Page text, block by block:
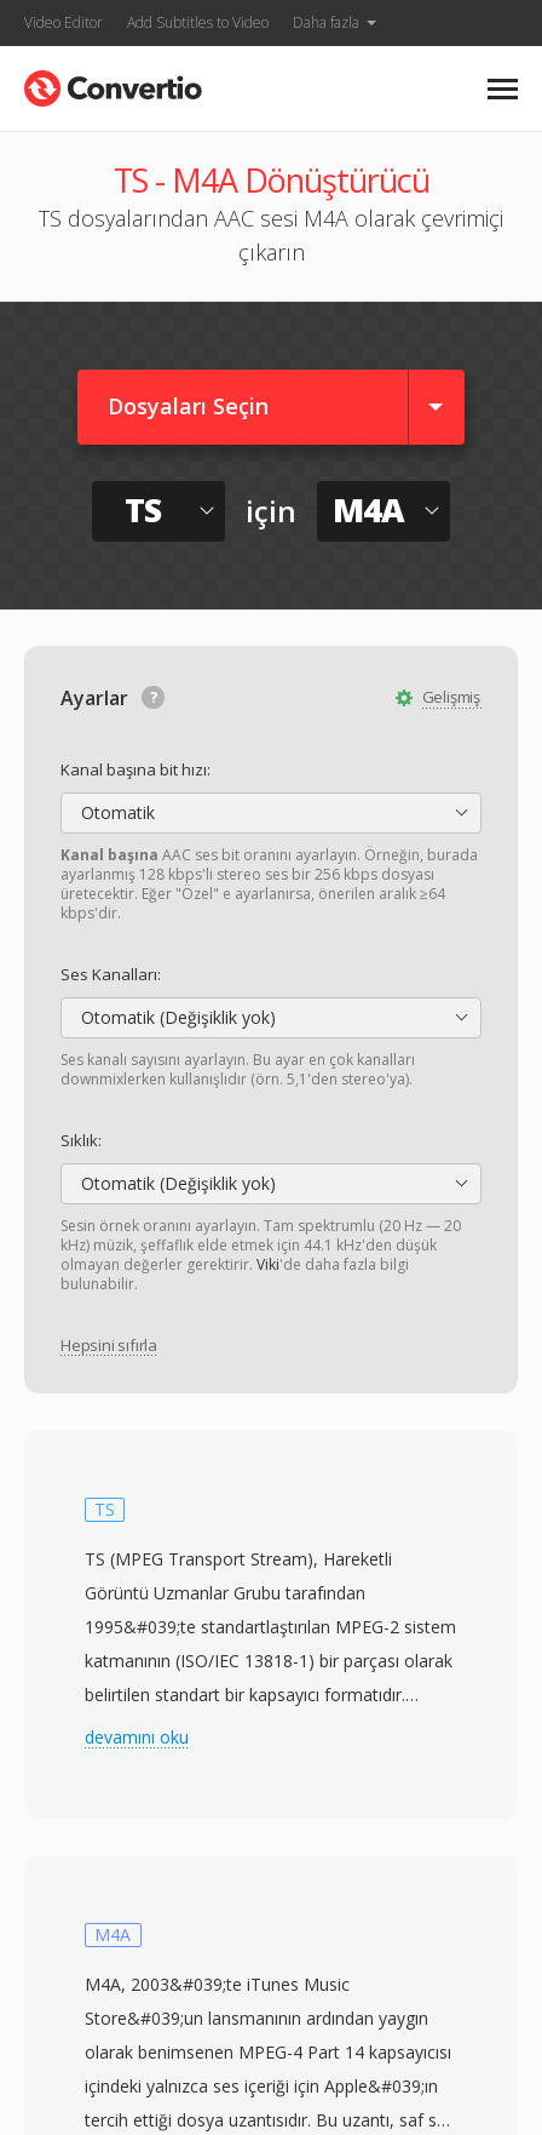
Video Editor Add Subtitles to Video Daha fazla
TS - M4A Dönüştürücü
TS dosyalarından AAC sesi M4A olarak çevrimiçi
çıkarın
Dosyaları Seçin
TS için M4A
Gelişmiş
Ayarlar
Kanal başına bit hızı:
Otomatik
Kanal başına AAC ses bit oranını ayarlayın. Örneğin, burada
ayarlanmış 128 kbps'li stereo ses bir 256 kbps dosyası
üretecektir. Eğer "Özel" e ayarlanırsa, önerilen aralık ≥64
kbps'dir.
Ses Kanalları:
Otomatik (Değişiklik yok)
Ses kanalı sayısını ayarlayın. Bu ayar en çok kanalları
downmixlerken kullanışlıdır (örn. 5,1'den stereo'ya).
Sıklık:
Otomatik (Değişiklik yok)
Sesin örnek oranını ayarlayın. Tam spektrumlu (20 Hz — 20
kHz) müzik, şeffaflık elde etmek için 44.1 kHz'den düşük
olmayan değerler gerektirir. Viki'de daha fazla bilgi
bulunabilir.
Hepsini sıfırla
TS
TS (MPEG Transport Stream), Hareketli
Görüntü Uzmanlar Grubu tarafından
1995&#039;te standartlaştırılan MPEG-2 sistem
katmanının (ISO/IEC 13818-1) bir parçası olarak
belirtilen standart bir kapsayıcı formatıdır.
Aktarım akışları, yayın televizyonu, uydu iletimi
sabit boyutlu 188 baytlık paketlere böler. Bu
sonra hızla yeniden senkronize olmasını sağlar
— bu, güvenilir depolama ortamları için
tasarlanmış program akışlarından aktarım
akışlarını ayıran kritik bir yetenektir. TS, her
devamını oku
M4A
M4A, 2003&#039;te iTunes Music
Store&#039;un lansmanının ardından yaygın
olarak benimsenen MPEG-4 Part 14 kapsayıcısı
içindeki yalnızca ses içeriği için Apple&#039;ın
tercih ettiği dosya uzantısıdır. Bu uzantı, saf ses